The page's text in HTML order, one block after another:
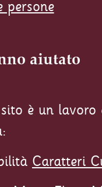
persone
aiutato
è un lavoro
Caratteri